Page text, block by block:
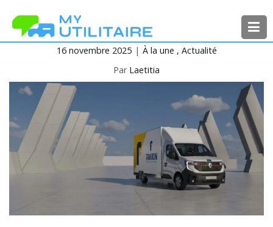
contenu
MyUtilitaire
Toute l’actualité des véhicules
16 novembre 2025 À la une
Actualité
Par Laetitia